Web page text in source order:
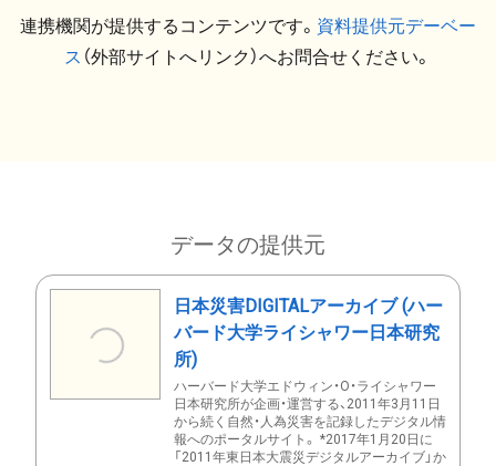
連携機関が提供するコンテンツです。 資料提供元デーベー
ス （外部サイトへリンク）へお問合せください。
データの提供元
日本災害DIGITALアーカイブ (ハー
バード大学ライシャワー日本研究
所)
ハーバード大学エドウィン・O・ライシャワー
日本研究所が企画・運営する、2011年3月11日
から続く自然・人為災害を記録したデジタル情
報へのポータルサイト。 *2017年1月20日に
「2011年東日本大震災デジタルアーカイブ」か